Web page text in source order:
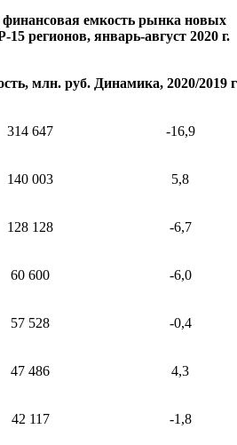
емкость рынка новых
регионов, январь-август 2020 г.
млн. руб. Динамика, 2020/2019
314 647 -16,9
140 003 5,8
128 128 -6,7
60 600 -6,0
57 528 -0,4
47 486 4,3
42 117 -1,8